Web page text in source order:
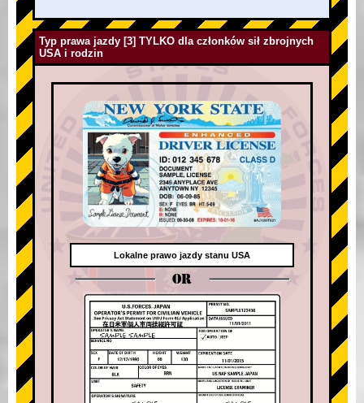
Typ prawa jazdy [3] TYLKO dla członków sił zbrojnych
USA i rodzin
Lokalne prawo jazdy stanu USA
OR